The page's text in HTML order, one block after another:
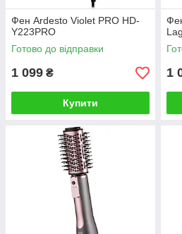
Фен Ardesto Violet PRO HD-
Y223PRO
Готово до відправки
1 099 ₴
Купити
1